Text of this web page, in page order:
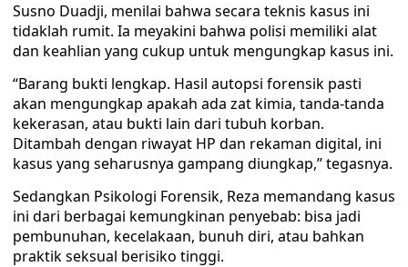
Susno Duadji, menilai bahwa secara teknis kasus ini
tidaklah rumit. Ia meyakini bahwa polisi memiliki alat
dan keahlian yang cukup untuk mengungkap kasus ini.
“Barang bukti lengkap. Hasil autopsi forensik pasti
akan mengungkap apakah ada zat kimia, tanda-tanda
kekerasan, atau bukti lain dari tubuh korban.
Ditambah dengan riwayat HP dan rekaman digital, ini
kasus yang seharusnya gampang diungkap,” tegasnya.
Sedangkan Psikologi Forensik, Reza memandang kasus
ini dari berbagai kemungkinan penyebab: bisa jadi
pembunuhan, kecelakaan, bunuh diri, atau bahkan
praktik seksual berisiko tinggi.